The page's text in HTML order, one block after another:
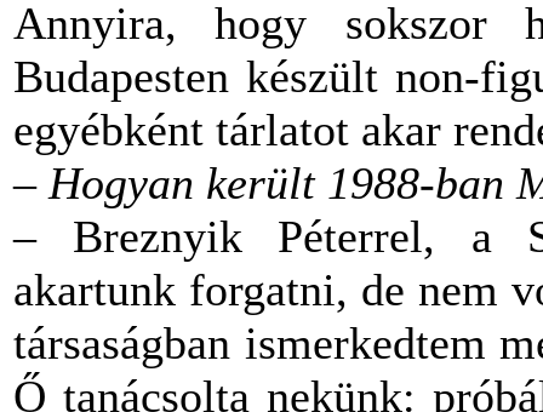
Annyira, hogy sokszor
Budapesten készült non-
egyébként tárlatot akar
– Hogyan került 1988-ban
– Breznyik Péterrel, a
akartunk forgatni, de nem
társaságban ismerkedtem
Ő tanácsolta nekünk: